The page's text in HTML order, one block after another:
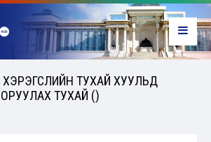
ТУХАЙ ХУУЛЬД
ОРУУЛАХ ТУХАЙ ()